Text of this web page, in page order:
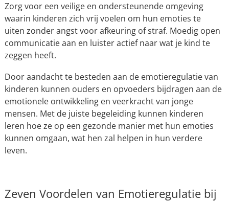
Zorg voor een veilige en ondersteunende omgeving
waarin kinderen zich vrij voelen om hun emoties te
uiten zonder angst voor afkeuring of straf. Moedig open
communicatie aan en luister actief naar wat je kind te
zeggen heeft.
Door aandacht te besteden aan de emotieregulatie van
kinderen kunnen ouders en opvoeders bijdragen aan de
emotionele ontwikkeling en veerkracht van jonge
mensen. Met de juiste begeleiding kunnen kinderen
leren hoe ze op een gezonde manier met hun emoties
kunnen omgaan, wat hen zal helpen in hun verdere
leven.
Zeven Voordelen van Emotieregulatie bij